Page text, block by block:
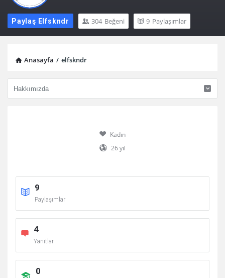
Paylaş Elfskndr 304 Beğeni 9 Paylaşımlar
Anasayfa / elfskndr
Kadın
26 yıl
9
Paylaşımlar
4
Yanıtlar
0